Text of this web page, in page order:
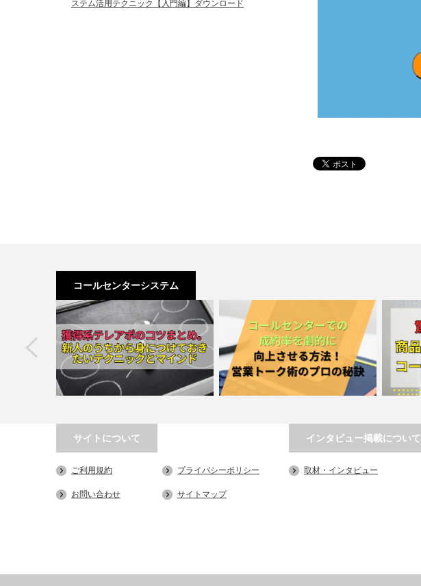
ステム活用テクニック【入門編】ダウンロード
コールセンターシステム
うちから身につけておき…
上させる方法！営業トー…
next
サイトについて
ご利用規約 プライバシーポリシー
お問い合わせ サイトマップ
インタビュー掲載について
取材・インタビュー